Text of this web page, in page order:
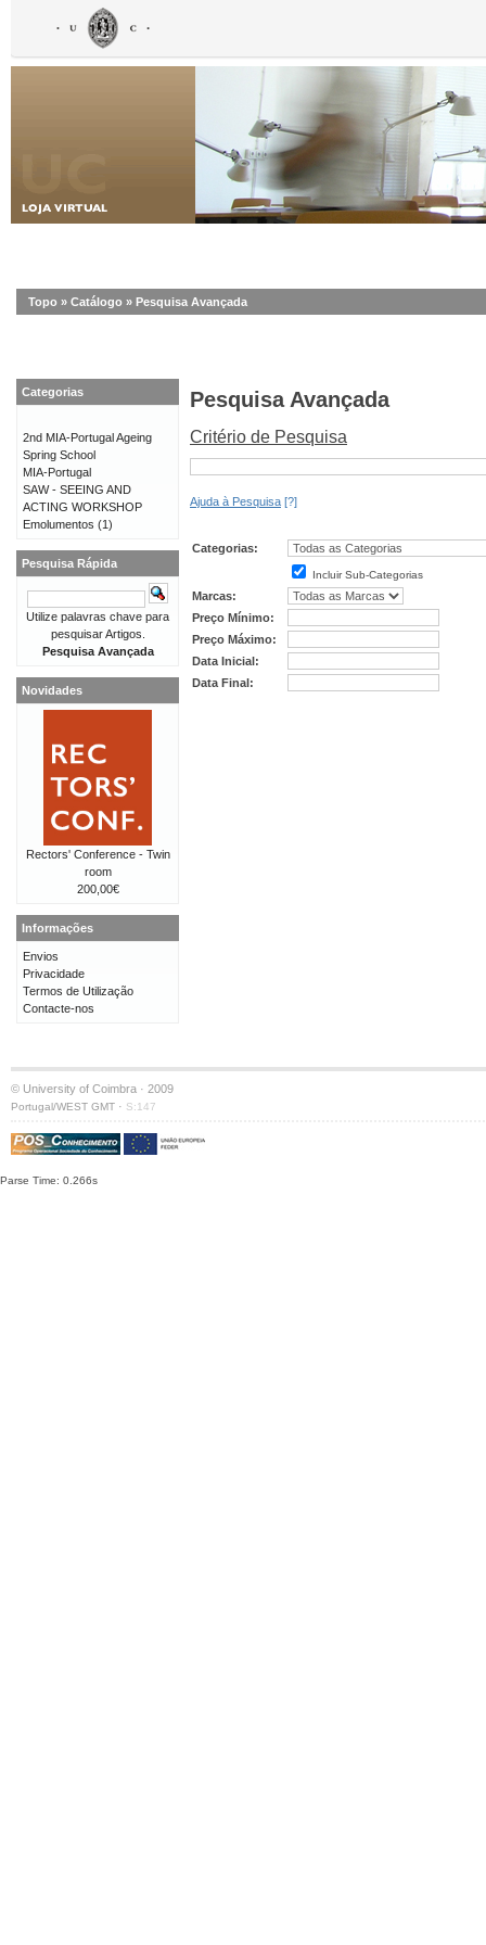
Topo » Catálogo » Pesquisa Avançada
Pesquisa Avançada
Critério de Pesquisa
Ajuda à Pesquisa [?]
Categorias:
Incluir Sub-Categorias
Marcas:
Preço Mínimo:
Preço Máximo:
Data Inicial:
Data Final:
Categorias
2nd MIA-Portugal Ageing
Spring School
MIA-Portugal
SAW - SEEING AND
ACTING WORKSHOP
Emolumentos (1)
Pesquisa Rápida
Utilize palavras chave para
pesquisar Artigos.
Pesquisa Avançada
Novidades
Rectors' Conference - Twin
room
200,00€
Informações
Envios
Privacidade
Termos de Utilização
Contacte-nos
© University of Coimbra · 2009
Portugal/WEST GMT · S:147
Parse Time: 0.266s